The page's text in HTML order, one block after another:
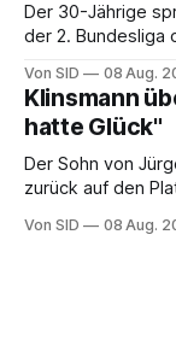
Der 30-Jährige
der 2. Bundesliga
Von SID 08 Aug.
Klinsmann
hatte Glück"
Der Sohn von
zurück auf den
Von SID 08 Aug.